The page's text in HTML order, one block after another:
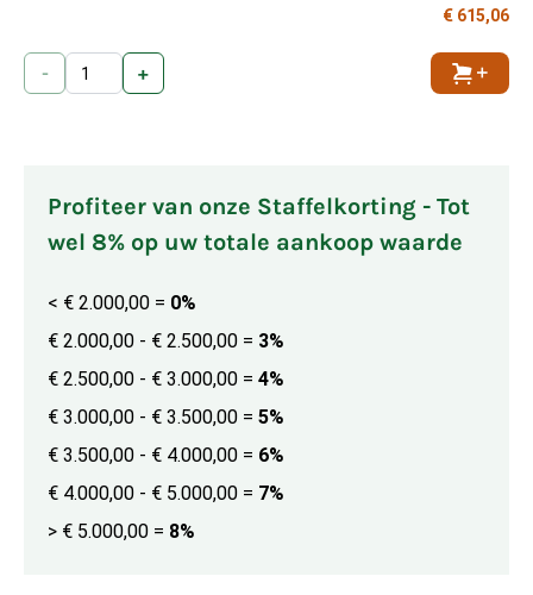
€ 615,06
- +
Profiteer van onze Staffelkorting - Tot
wel 8% op uw totale aankoop waarde
< € 2.000,00 = 0%
€ 2.000,00 - € 2.500,00 = 3%
€ 2.500,00 - € 3.000,00 = 4%
€ 3.000,00 - € 3.500,00 = 5%
€ 3.500,00 - € 4.000,00 = 6%
€ 4.000,00 - € 5.000,00 = 7%
> € 5.000,00 = 8%